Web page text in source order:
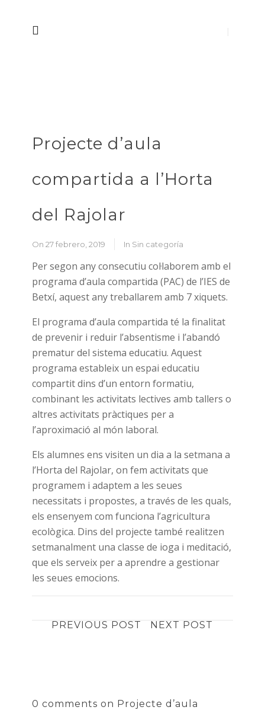
Projecte d’aula
compartida a l’Horta
del Rajolar
On 27 febrero, 2019 In Sin categoría
Per segon any consecutiu col·laborem amb el
programa d’aula compartida (PAC) de l’IES de
Betxí, aquest any treballarem amb 7 xiquets.
El programa d’aula compartida té la finalitat
de prevenir i reduir l’absentisme i l’abandó
prematur del sistema educatiu. Aquest
programa estableix un espai educatiu
compartit dins d’un entorn formatiu,
combinant les activitats lectives amb tallers o
altres activitats pràctiques per a
l’aproximació al món laboral.
Els alumnes ens visiten un dia a la setmana a
l’Horta del Rajolar, on fem activitats que
programem i adaptem a les seues
necessitats i propostes, a través de les quals,
els ensenyem com funciona l’agricultura
ecològica. Dins del projecte també realitzen
setmanalment una classe de ioga i meditació,
que els serveix per a aprendre a gestionar
les seues emocions.
PREVIOUS POST NEXT POST
0 comments on Projecte d’aula